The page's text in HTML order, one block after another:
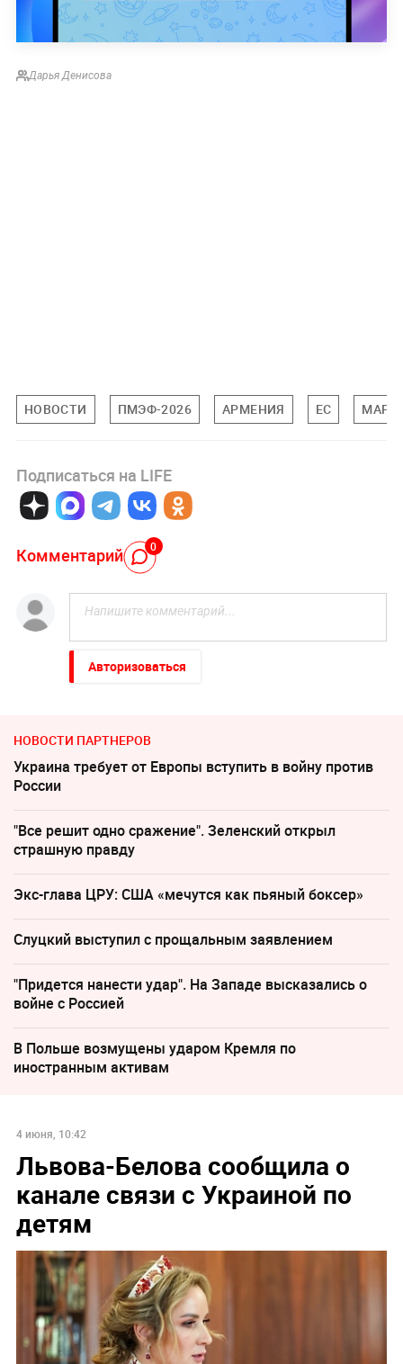
Дарья Денисова
НОВОСТИ ПМЭФ-2026 АРМЕНИЯ ЕС
Подписаться на LIFE
Комментарий 0
Авторизоваться
НОВОСТИ ПАРТНЕРОВ
Украина требует от Европы вступить в войну против
России
"Все решит одно сражение". Зеленский открыл
страшную правду
Экс-глава ЦРУ: США «мечутся как пьяный боксер»
Слуцкий выступил с прощальным заявлением
"Придется нанести удар". На Западе высказались о
войне с Россией
В Польше возмущены ударом Кремля по
иностранным активам
4 июня, 10:42
Львова-Белова сообщила о
канале связи с Украиной по
детям